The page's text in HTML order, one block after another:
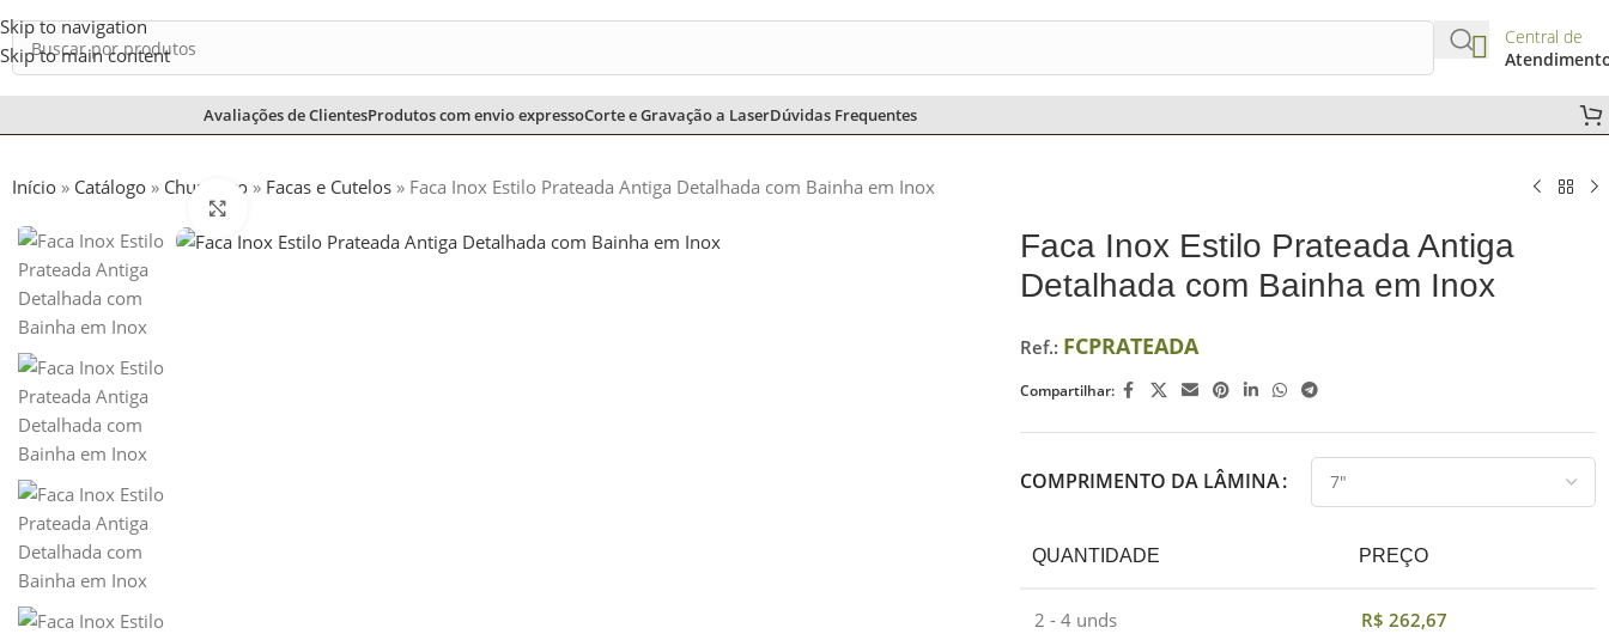
Skip to navigation
Skip to main content
Central de
Avaliações de ClientesProdutos com envio expressoCorte e Gravação a LaserDúvidas Frequentes
CHURRASCOCHIMARRÃO E TERERÊCOZINHA
Início » Catálogo » Churrasco » Facas e Cutelos » Faca Inox Estilo Prateada Antiga Detalhada com Bainha em Inox
Faca Inox Estilo Prateada Antiga
Detalhada com Bainha em Inox
Ref.: FCPRATEADA
Compartilhar:
COMPRIMENTO DA LÂMINA
QUANTIDADE PREÇO
2 - 4 unds R$ 262,67